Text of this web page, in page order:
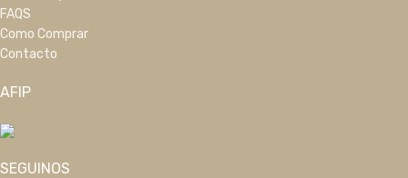
FAQS
Como Comprar
Contacto
AFIP
SEGUINOS